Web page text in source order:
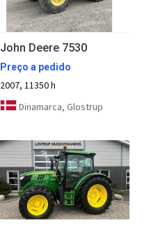
John Deere 7530
Preço a pedido
2007, 11350 h
Dinamarca, Glostrup